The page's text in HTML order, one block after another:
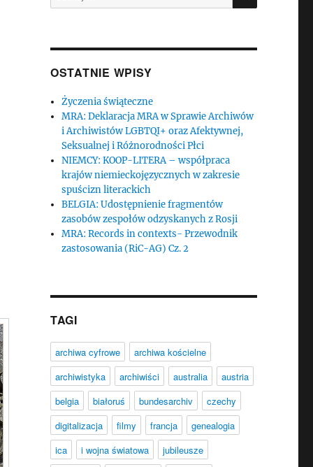
OSTATNIE WPISY
Życzenia świąteczne
MRA: Deklaracja MRA w Sprawie Archiwów
i Archiwistów LGBTQI+ oraz Afektywnej,
Seksualnej i Różnorodności Płci
NIEMCY: KOOP-LITERA – współpraca
krajów niemieckojęzycznych w zakresie
spuścizn literackich
BELGIA: Udostępnienie fragmentów
zasobów zespołów odzyskanych z Rosji
MRA: Records in contexts- Przewodnik
zastosowania (RiC-AG) Cz. 2
TAGI
archiwa cyfrowe
archiwa kościelne
archiwistyka
archiwiści australia
austria
belgia
białoruś bundesarchiv
czechy
digitalizacja
filmy francja
genealogia
ica
i wojna światowa
jubileusze